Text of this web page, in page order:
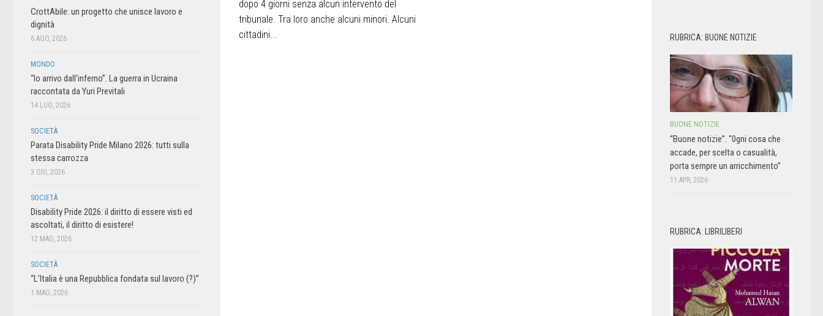
dopo 4 giorni senza alcun intervento del
tribunale. Tra loro anche alcuni minori. Alcuni
cittadini...
CrottAbile: un progetto che unisce lavoro e
dignità
6 AGO, 2026
MONDO
“Io arrivo dall’inferno”. La guerra in Ucraina
raccontata da Yuri Previtali
14 LUG, 2026
SOCIETÀ
Parata Disability Pride Milano 2026: tutti sulla
stessa carrozza
3 GIU, 2026
SOCIETÀ
Disability Pride 2026: il diritto di essere visti ed
ascoltati, il diritto di esistere!
12 MAG, 2026
SOCIETÀ
“L’Italia è una Repubblica fondata sul lavoro (?)”
1 MAG, 2026
RUBRICA: BUONE NOTIZIE
BUONE NOTIZIE
“Buone notizie”. “0gni cosa che
accade, per scelta o casualità,
porta sempre un arricchimento”
11 APR, 2026
RUBRICA: LIBRILIBERI